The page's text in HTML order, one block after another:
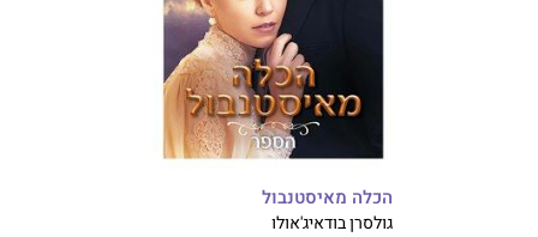
הכלה מאיסטנבול
גולסרן בודאיג'אולו